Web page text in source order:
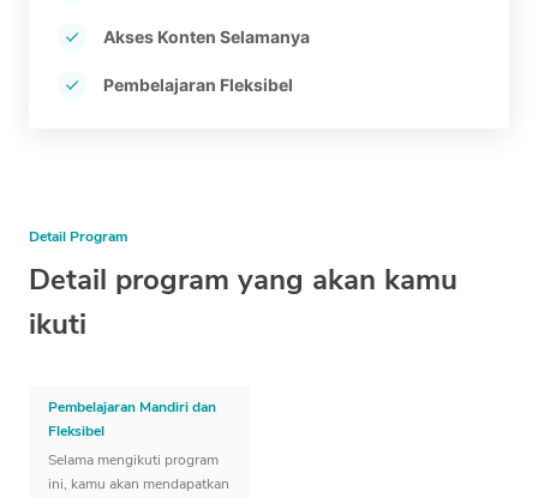
Akses Konten Selamanya
Pembelajaran Fleksibel
Detail Program
Detail program yang akan kamu
ikuti
Pembelajaran Mandiri dan
Fleksibel
Selama mengikuti program
ini, kamu akan mendapatkan